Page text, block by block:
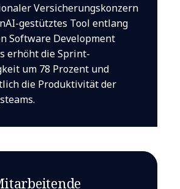
Versicherungskonzern
gestütztes Tool entlang
Software Development
erhöht die Sprint-
um 78 Prozent und
die Produktivität der